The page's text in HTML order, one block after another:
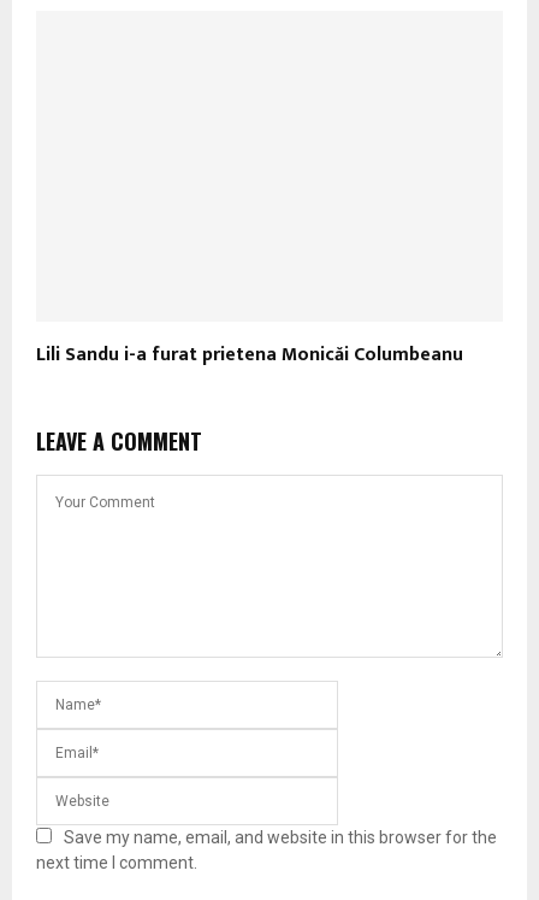
Lili Sandu i-a furat prietena Monicăi Columbeanu
LEAVE A COMMENT
Save my name, email, and website in this browser for the
next time I comment.